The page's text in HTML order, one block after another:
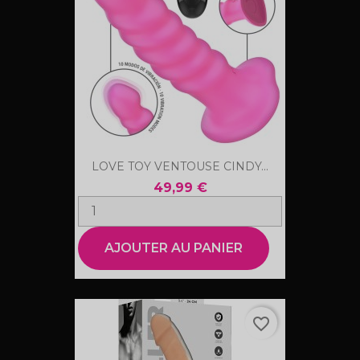
LOVE TOY VENTOUSE CINDY...
49,99 €
AJOUTER AU PANIER
favorite_border